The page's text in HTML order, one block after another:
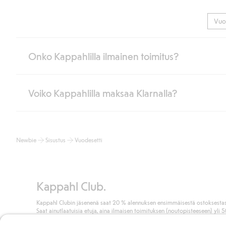
Onko Kappahlilla ilmainen toimitus?
Jos olet Kappahl Clubin jäsen, saat aina ilmaisen toimituksen
Lue lisää
Voiko Kappahlilla maksaa Klarnalla?
Newbie Sisustus Vuodesetti
Kappahl Club.
Kappahl Clubin jäsenenä saat 20 % alennuksen ensimmäisestä
Saat ainutlaatuisia etuja, aina ilmaisen toimituksen (noutopisteeseen) yli